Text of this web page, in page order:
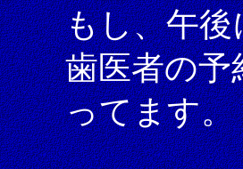
もし、午
歯医者の
ってます。